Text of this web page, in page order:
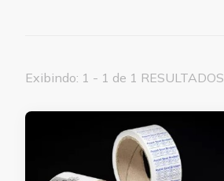
Exibindo: 1 - 1 de 1 RESULTADOS